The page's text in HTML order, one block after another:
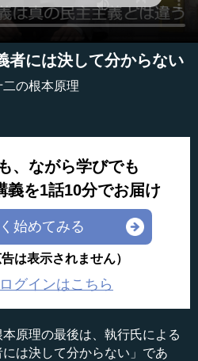
者には決して分からない
の根本原理
、ながら学びでも
義を1話10分でお届け
始めてみる
は表示されません）
グインはこちら
原理の最後は、執行氏による
には決して分からない」であ